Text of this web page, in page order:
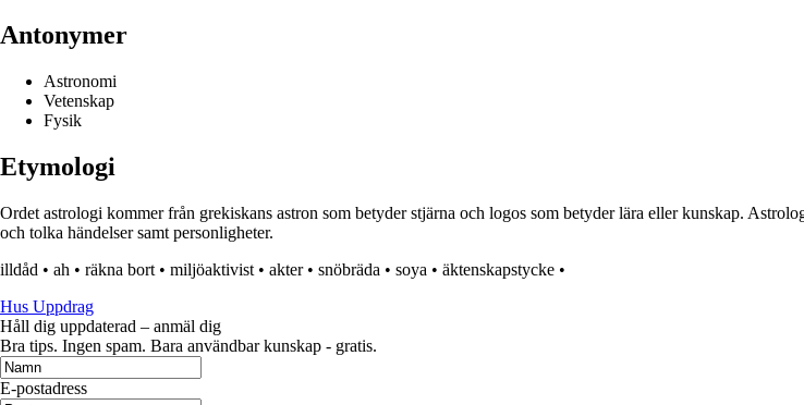
Antonymer
Astronomi
Vetenskap
Fysik
Etymologi
Ordet astrologi kommer från grekiskans astron som betyder stjärna och logos som betyder lära eller kunskap.
och tolka händelser samt personligheter.
illdåd • ah • räkna bort • miljöaktivist • akter• snöbräda • soya • äktenskapstycke •
Hus Uppdrag
Håll dig uppdaterad – anmäl dig
Bra tips. Ingen spam. Bara användbar kunskap - gratis.
E-postadress